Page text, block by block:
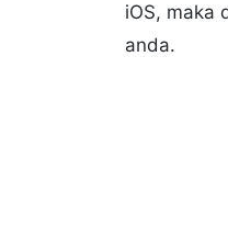
iOS, maka
anda.